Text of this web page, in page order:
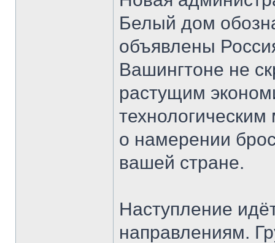
Белый дом
объявлены
Вашингтоне не
растущим
о намерении
вашей стране.
Наступление
направлениям.